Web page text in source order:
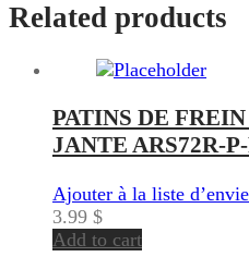
Related products
PATINS DE
JANTE ARS72R-
Ajouter à la liste
3.99 $
Add to cart